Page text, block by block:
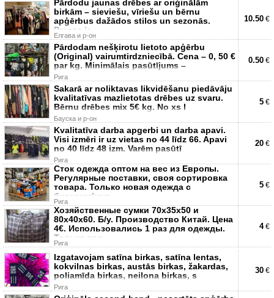
Pārdodu jaunas drēbes ar oriģinālām
birkām – sieviešu, vīriešu un bērnu
apģērbus dažādos stilos un sezonās.
Preces ir
Елгава и р-он
10.50 €
Pārdodam nešķirotu lietoto apģērbu
(Original) vairumtirdzniecībā. Cena – 0, 50 €
par kg. Minimālais pasūtījums –
Рига
0.50 €
Sakarā ar noliktavas likvidēšanu piedāvāju
kvalitatīvas mazlietotas drēbes uz svaru.
Bērnu drēbes mix 5€ kg. No xs l
Бауска и р-он
5 €
Kvalitatīva darba apgerbi un darba apavi.
Visi izmēri ir uz vietas no 44 līdz 66. Apavi
no 40 līdz 48 izm. Varēm pasūtī
Рига
20 €
Сток одежда оптом на вес из Европы.
Регулярные поставки, своя сортировка
товара. Только новая одежда с
бирками(мно
Рига
5 €
Хозяйственные сумки 70х35х50 и
80х40х60. Б/у. Производство Китай. Цена
4€. Использовались 1 раз для одежды.
Только зво
Рига
4€
Izgatavojam satīna birkas, satīna lentas,
kokvilnas birkas, austās birkas, žakardas,
poliamīda birkas, neilona birkas, s
Рига
30 €